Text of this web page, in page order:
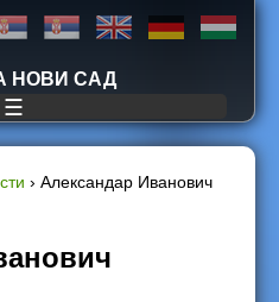
navigation
НОВИ САД
☰
› Александар Иванович